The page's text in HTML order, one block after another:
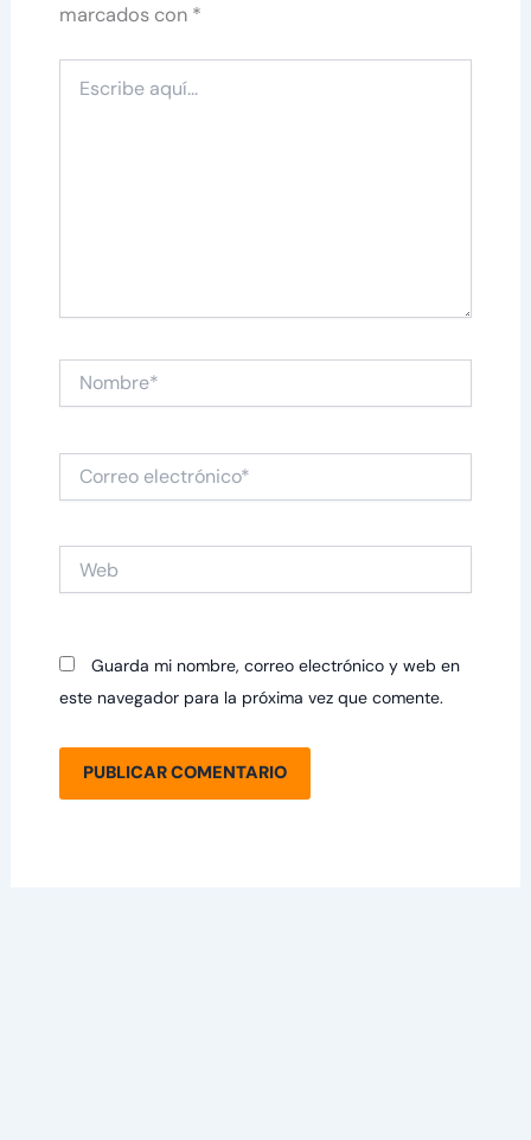
marcados con *
aquí...
Nombre*
electrónico*
Guarda mi nombre, correo electrónico y web en
este navegador para la próxima vez que comente.